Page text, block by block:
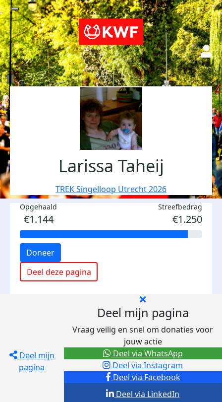
Larissa Taheij
TREK Singelloop Utrecht 2026
Opgehaald
€1.144
Streefbedrag
€1.250
Doneer
Deel deze pagina
Deel mijn
pagina
Deel mijn pagina
Vraag veilig en snel om donaties voor
jouw actie
Deel via Facebook
Deel via Instagram
Deel via LinkedIn
Deel via WhatsApp